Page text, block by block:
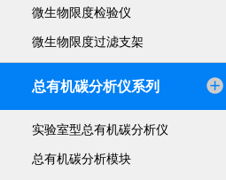
微生物限度检验仪
微生物限度过滤支架
总有机碳分析仪系列
实验室型总有机碳分析仪
总有机碳分析模块